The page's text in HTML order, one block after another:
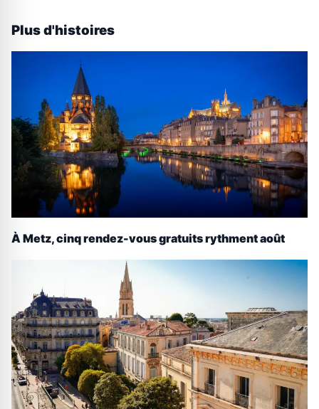
Plus d'histoires
À Metz, cinq rendez-vous gratuits rythment août